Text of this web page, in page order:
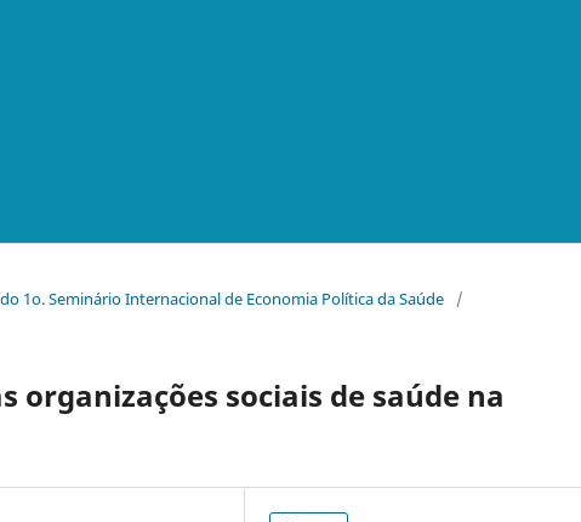
1o. Seminário Internacional de Economia Política da Saúde
/
organizações sociais de saúde na